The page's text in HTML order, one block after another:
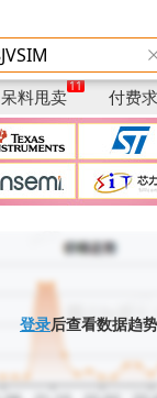
呆料甩卖
11
付费
登录后查看数据趋势